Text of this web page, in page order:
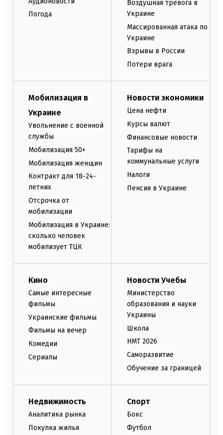
Погода
Воздушная тревога в
Украине
Массированная атака по
Украине
Взрывы в России
Потери врага
Мобилизация в
Украине
Увольнение с военной
службы
Мобилизация 50+
Мобилизация женщин
Контракт для 18-24-
летних
Отсрочка от
мобилизации
Мобилизация в Украине:
сколько человек
мобилизует ТЦК
Новости экономики
Цена нефти
Курсы валют
Финансовые новости
Тарифы на
коммунальные услуги
Налоги
Пенсия в Украине
Кино
Самые интересные
фильмы
Украинские фильмы
Фильмы на вечер
Комедии
Сериалы
Новости Учебы
Министерство
образования и науки
Украины
Школа
НМТ 2026
Саморазвитие
Обучение за границей
Недвижимость
Аналитика рынка
Покупка жилья
Спорт
Бокс
Футбол